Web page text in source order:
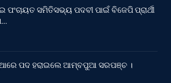
ପଂଚାୟତ ସମିତିସଭ୍ୟ ପଦବୀ ପାଇଁ ବିଜେପି ପ୍ରାର୍ଥୀ
ପଦ ହରାଇଲେ ଆମ୍ବପୁଆ ସରପଞ୍ଚ ।